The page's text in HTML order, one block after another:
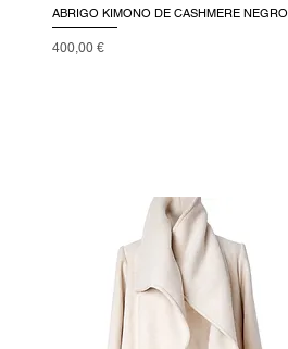
ABRIGO KIMONO DE CASHMERE NEGRO
Precio
400,00 €